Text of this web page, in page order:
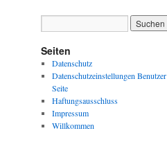
Seiten
Datenschutz
Datenschutzeinstellungen Benutzer
Seite
Haftungsausschluss
Impressum
Willkommen